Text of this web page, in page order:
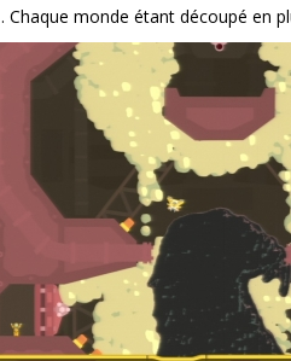
monde étant découpé en